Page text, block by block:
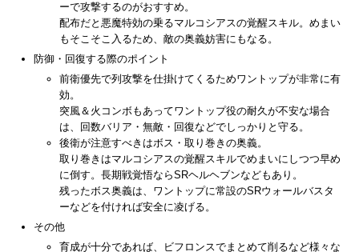
ーで攻撃するのがおすすめ。
配布だと悪魔特効の乗るマルコシアスの覚醒スキル。めまい
もそこそこ入るため、敵の奥義妨害にもなる。
防御・回復する際のポイント
前衛優先で列攻撃を仕掛けてくるためワントップが非常に有
効。
突風＆火コンボもあってワントップ役の耐久が不安な場合
は、回数バリア・無敵・回復などでしっかりと守る。
後衛が注意すべきはボス・取り巻きの奥義。
取り巻きはマルコシアスの覚醒スキルでめまいにしつつ早め
に倒す。長期戦覚悟ならSRヘルヘブンなどもあり。
残ったボス奥義は、ワントップに常設のSRウォールバスタ
ーなどを付ければ安全に凌げる。
その他
育成が十分であれば、ビフロンスでまとめて削るなど様々な